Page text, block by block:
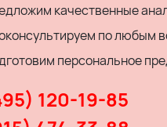
качественные
по любым
персональное
120-19-85